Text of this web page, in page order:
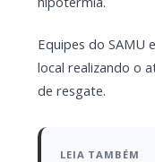
Um grave
feira (19) na Rua